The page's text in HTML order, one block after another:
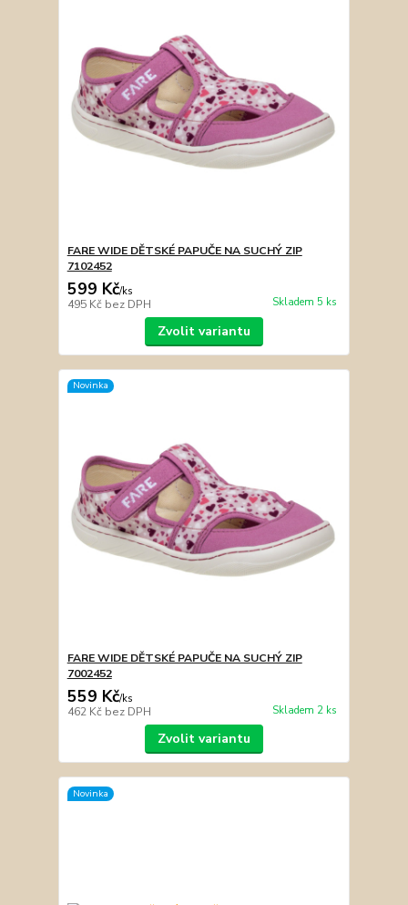
FARE WIDE DĚTSKÉ PAPUČE NA SUCHÝ ZIP
7102452
599 Kč/ks
495 Kč bez DPH Skladem 5 ks
Zvolit variantu
Novinka
FARE WIDE DĚTSKÉ PAPUČE NA SUCHÝ ZIP
7002452
559 Kč/ks
462 Kč bez DPH Skladem 2 ks
Zvolit variantu
Novinka